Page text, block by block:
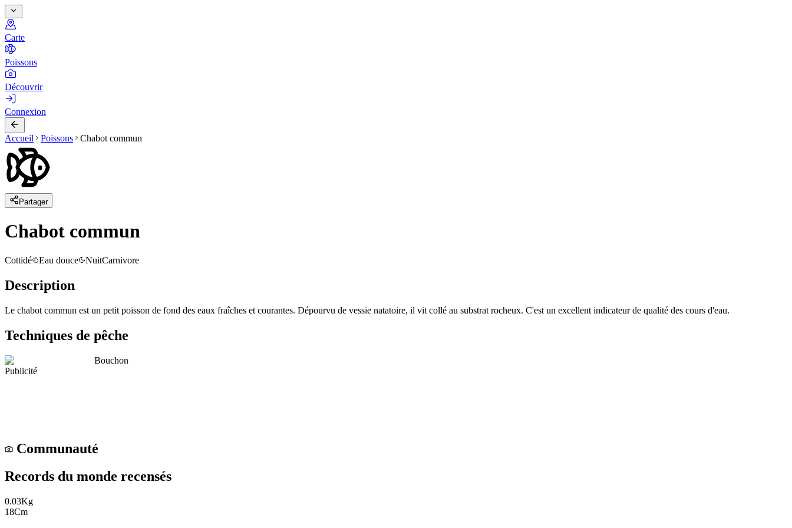
Carte
Poissons
Découvrir
Connexion
Accueil Poissons Chabot commun
Partager
Chabot commun
Cottidé Eau douce NuitCarnivore
Description
Le chabot commun est un petit poisson de fond des eaux fraîches et courantes. Dépourvu de vessie natatoire, il vit collé au substrat rocheux. C'est un excellent indicateur de qualité des cours d'eau.
Techniques de pêche
Bouchon
Publicité
Communauté
Records du monde recensés
0.03Kg
18Cm